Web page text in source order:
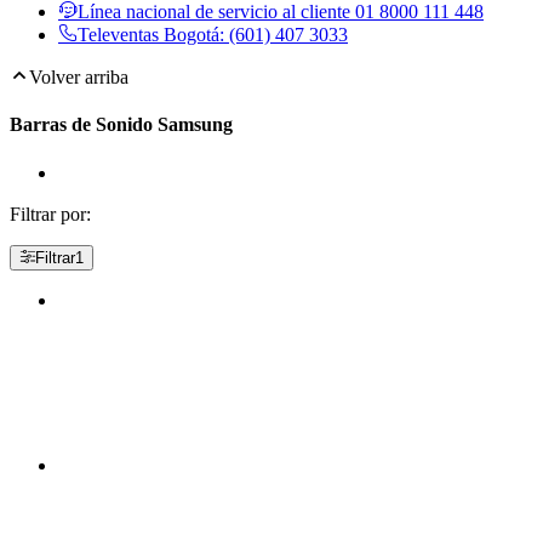
Línea nacional de servicio al cliente 01 8000 111 448
Televentas Bogotá: (601) 407 3033
Volver arriba
Barras de Sonido Samsung
Filtrar por:
Filtrar1